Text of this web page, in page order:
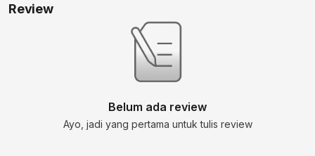
Review
Belum ada review
Ayo, jadi yang pertama untuk tulis review